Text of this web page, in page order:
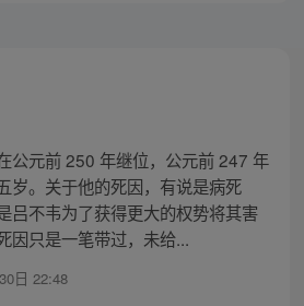
公元前 250 年继位，公元前 247 年
岁。关于他的死因，有说是病死
吕不韦为了获得更大的权势将其害
因只是一笔带过，未给...
日 22:48